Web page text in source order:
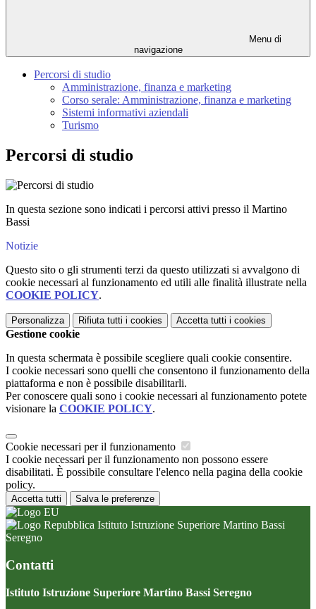
Menu di
navigazione
Percorsi di studio
Amministrazione, finanza e marketing
Corso serale: Amministrazione, finanza e marketing
Sistemi informativi aziendali
Turismo
Percorsi di studio
In questa sezione sono indicati i percorsi attivi presso il Martino
Bassi
Notizie
Questo sito o gli strumenti terzi da questo utilizzati si avvalgono di
cookie necessari al funzionamento ed utili alle finalità illustrate nella
COOKIE POLICY.
Personalizza Rifiuta tutti i cookies Accetta tutti i cookies
Gestione cookie
In questa schermata è possibile scegliere quali cookie consentire.
I cookie necessari sono quelli che consentono il funzionamento della
piattaforma e non è possibile disabilitarli.
Per conoscere quali sono i cookie necessari al funzionamento potete
visionare la COOKIE POLICY.
Cookie necessari per il funzionamento
I cookie necessari per il funzionamento non possono essere
disabilitati. È possibile consultare l'elenco nella pagina della cookie
policy.
Accetta tutti Salva le preferenze
Istituto Istruzione Superiore Martino Bassi
Seregno
Contatti
Istituto Istruzione Superiore Martino Bassi Seregno